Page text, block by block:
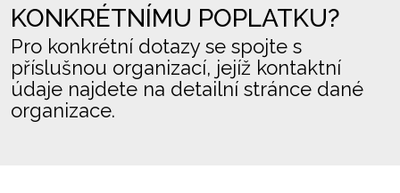
KONKRÉTNÍMU POPLATKU?
Pro konkrétní dotazy se spojte s
příslušnou organizací, jejíž kontaktní
údaje najdete na detailní stránce dané
organizace.